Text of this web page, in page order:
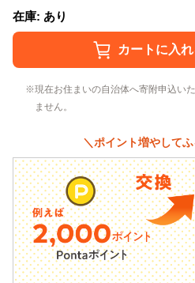
在庫: あり
現在お住まいの自治体へ寄附申込い
ません。
＼ポイント増やして